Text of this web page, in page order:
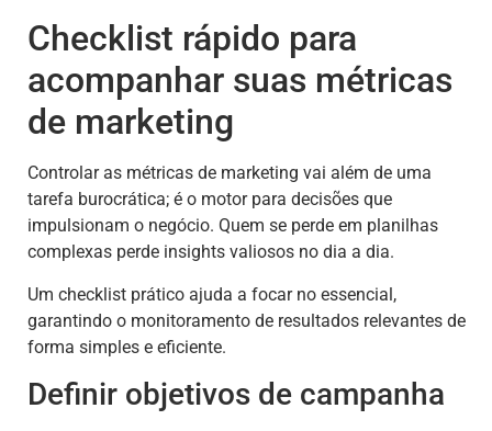
Checklist rápido para
acompanhar suas métricas
de marketing
Controlar as métricas de marketing vai além de uma
tarefa burocrática; é o motor para decisões que
impulsionam o negócio. Quem se perde em planilhas
complexas perde insights valiosos no dia a dia.
Um checklist prático ajuda a focar no essencial,
garantindo o monitoramento de resultados relevantes de
forma simples e eficiente.
Definir objetivos de campanha